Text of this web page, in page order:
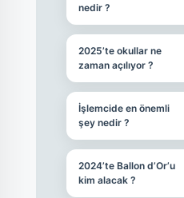
nedir ?
2025’te okullar ne
zaman açılıyor ?
İşlemcide en önemli
şey nedir ?
2024’te Ballon d’Or’u
kim alacak ?